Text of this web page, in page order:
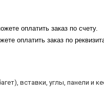
оплатить заказ по счету.
оплатить заказ по
вставки, углы, панели и